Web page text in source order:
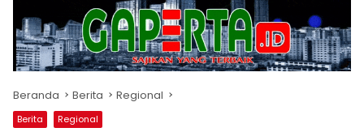
Beranda Berita Regional
Berita Regional